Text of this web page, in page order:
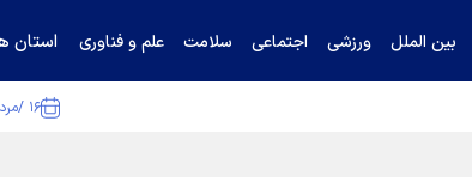
بین الملل ورزشی اجتماعی سلامت علم و فناوری استان
۱۶ /مرداد /۱۴۰۵